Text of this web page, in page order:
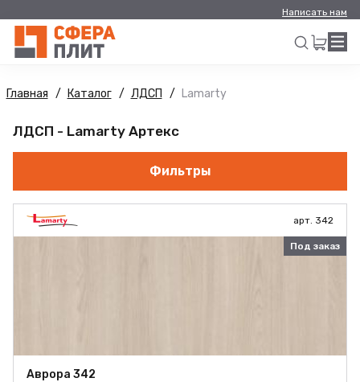
Написать нам
Главная Каталог ЛДСП Lamarty
ЛДСП - Lamarty Артекс
Фильтры
арт. 342
Под заказ
Аврора 342